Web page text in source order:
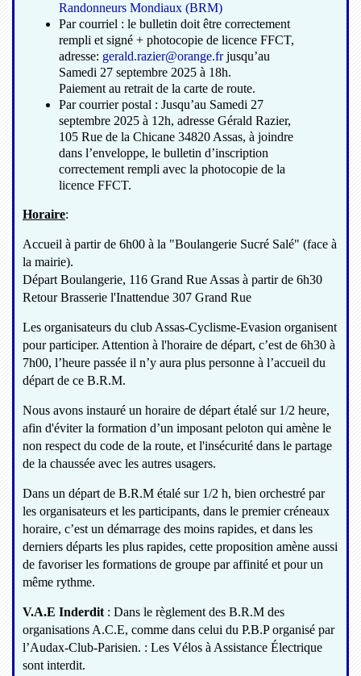
Randonneurs Mondiaux (BRM)
Par courriel : le bulletin doit être correctement
rempli et signé + photocopie de licence FFCT,
adresse: gerald.razier@orange.frjusqu’au
Samedi 27 septembre 2025 à 18h.
Paiement au retrait de la carte de route.
Par courrier postal : Jusqu’au Samedi 27
septembre 2025 à 12h, adresse Gérald Razier,
105 Rue de la Chicane 34820 Assas, à joindre
dans l’enveloppe, le bulletin d’inscription
correctement rempli avec la photocopie de la
licence FFCT.
Horaire:
Accueil à partir de 6h00 à la "Boulangerie Sucré Salé" (face à
la mairie).
Départ Boulangerie, 116 Grand Rue Assas à partir de 6h30
Retour Brasserie l'Inattendue 307 Grand Rue
Les organisateurs du club Assas-Cyclisme-Evasion organisent
pour participer. Attention à l'horaire de départ, c’est de 6h30 à
7h00, l’heure passée il n’y aura plus personne à l’accueil du
départ de ce B.R.M.
Nous avons instauré un horaire de départ étalé sur 1/2 heure,
afin d'éviter la formation d’un imposant peloton qui amène le
non respect du code de la route, et l'insécurité dans le partage
de la chaussée avec les autres usagers.
Dans un départ de B.R.M étalé sur 1/2 h, bien orchestré par
les organisateurs et les participants, dans le premier créneaux
horaire, c’est un démarrage des moins rapides, et dans les
derniers départs les plus rapides, cette proposition amène aussi
de favoriser les formations de groupe par affinité et pour un
même rythme.
V.A.E Inderdit : Dans le règlement des B.R.M des
organisations A.C.E, comme dans celui du P.B.P organisé par
l’Audax-Club-Parisien. : Les Vélos à Assistance Électrique
sont interdit.